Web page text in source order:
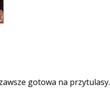
gotowa na przytulasy.